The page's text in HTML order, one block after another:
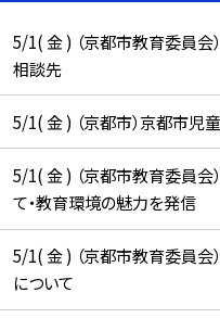
5/1( 金 ) （京都市教育委員会
相談先
5/1( 金 ) （京都市）京都市
5/1( 金 ) （京都市教育委員会
て・教育環境の魅力を発信
5/1( 金 ) （京都市教育委員会
について